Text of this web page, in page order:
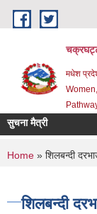
Skip to main content
मधेश
सुचना मैत्री
You are
Home » शिलबन्दी
शिलबन्दी